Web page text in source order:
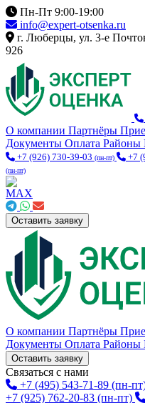
Пн-Пт 9:00-19:00
info@expert-otsenka.ru
г. Люберцы, ул. 3-е
926
О компании Партнёры
Документы Оплата Районы
+7 (926) 730-39-03 (пн-пт) +7
(пн-пт)
Оставить заявку
О компании Партнёры
Документы Оплата Районы
Оставить заявку
Связаться с нами
+7 (495) 543-71-89 (пн-
+7 (925) 762-20-83 (пн-пт)